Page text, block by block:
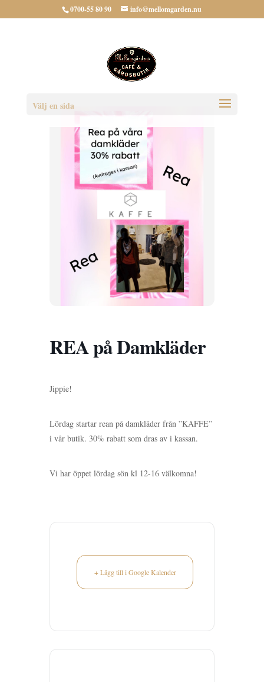
0700-55 80 90 info@mellomgarden.nu
Välj en sida
REA på Damkläder
Jippie!
Lördag startar rean på damkläder från ”KAFFE”
i vår butik. 30% rabatt som dras av i kassan.
Vi har öppet lördag sön kl 12-16 välkomna!
+ Lägg till i Google Kalender